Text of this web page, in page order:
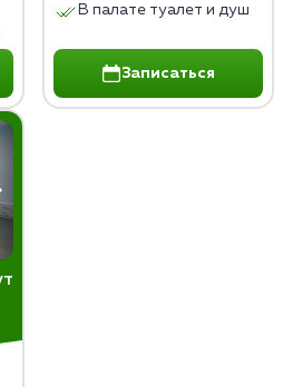
В палате туалет и душ
Записаться